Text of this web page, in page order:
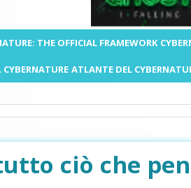
THE OFFICIAL FRAMEWORK
ATLANTE DEL
ciò che